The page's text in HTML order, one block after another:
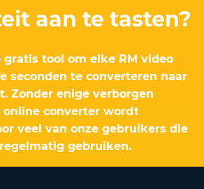
aan te tasten?
gratis tool om elke RM video
seconden te converteren naar
Zonder enige verborgen
online converter wordt
veel van onze gebruikers die
gebruiken.